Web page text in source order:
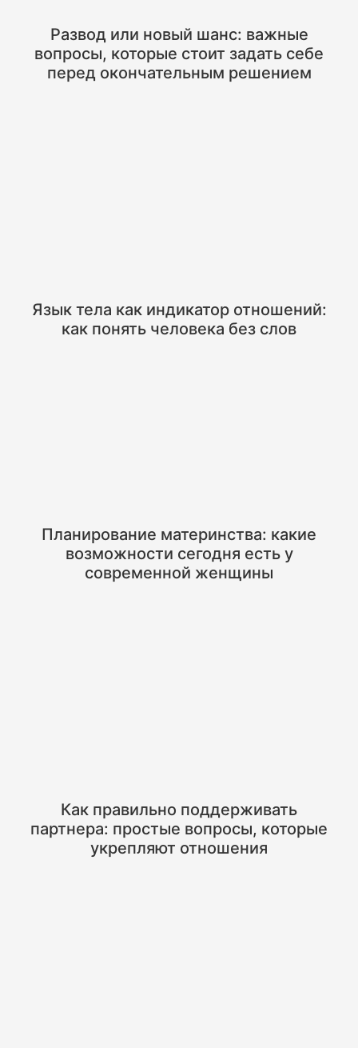
Развод или новый шанс: важные
вопросы, которые стоит задать себе
перед окончательным решением
Язык тела как индикатор отношений:
как понять человека без слов
Планирование материнства: какие
возможности сегодня есть у
современной женщины
Как правильно поддерживать
партнера: простые вопросы, которые
укрепляют отношения